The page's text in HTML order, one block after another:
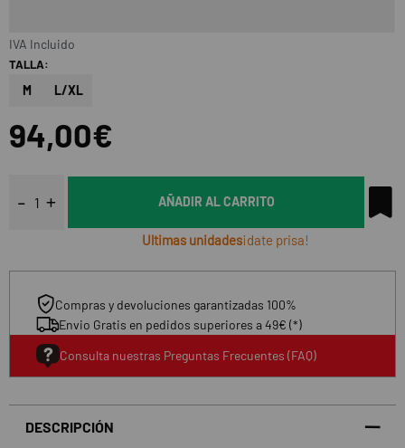
TALLA:
M L/XL
94,00€
IVA Incluido
AÑADIR AL CARRITO
Ultimas unidades¡date prisa!
Compras y devoluciones garantizadas 100%
Envio Gratis en pedidos superiores a 49€ (*)
Consulta nuestras Preguntas Frecuentes (FAQ)
DESCRIPCIÓN